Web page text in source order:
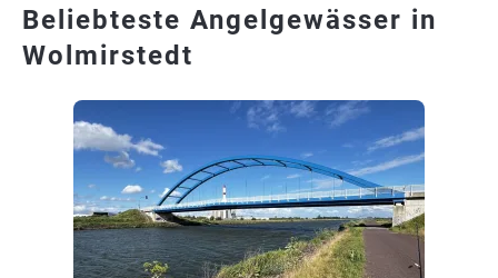
Beliebteste Angelgewässer in
Wolmirstedt